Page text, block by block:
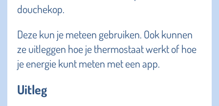
douchekop.
Deze kun je meteen gebruiken. Ook kunnen
ze uitleggen hoe je thermostaat werkt of hoe
je energie kunt meten met een app.
Uitleg